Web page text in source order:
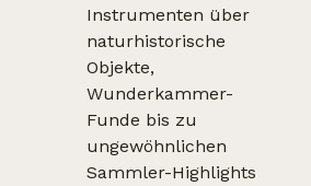
Instrumenten über
naturhistorische
Objekte,
Wunderkammer-
Funde bis zu
ungewöhnlichen
Sammler-Highlights